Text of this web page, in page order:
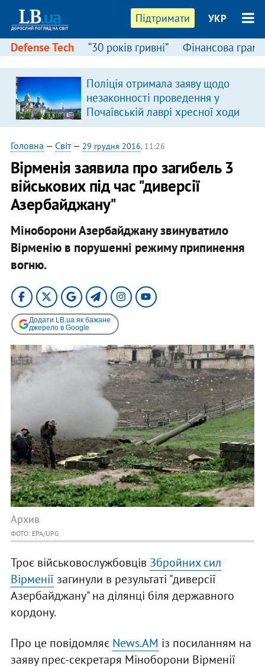
Підтримати УКР
Defense Tech “30 років гривні” Фінансова
Поліція отримала заяву щодо
незаконності проведення у
Почаївській лаврі хресної ходи
Головна — Світ— 29 грудня 2016, 11:26
Вірменія заявила про загибель 3
військових під час "диверсії
Азербайджану"
Міноборони Азербайджану звинуватило
Вірменію в порушенні режиму припинення
вогню.
Додати LB.ua як бажане
джерело в Google
Архив
ФОТО: EPA/UPG
Троє військовослужбовців Збройних сил
Вірменії загинули в результаті "диверсії
Азербайджану" на ділянці біля державного
кордону.
Про це повідомляє News.AM із посиланням на
заяву прес-секретаря Міноборони Вірменії